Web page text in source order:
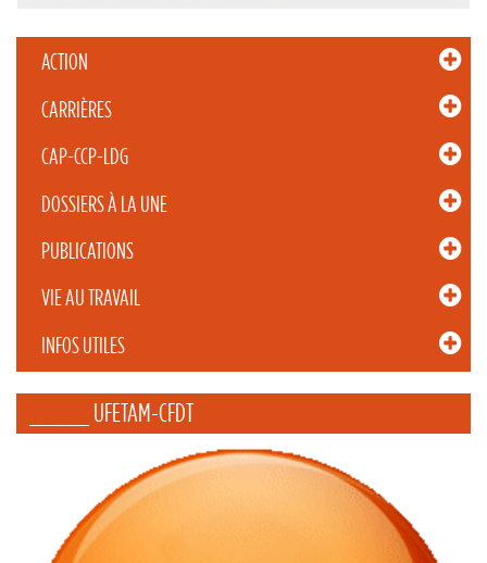
ACTION
CARRIÈRES
CAP-CCP-LDG
DOSSIERS À LA UNE
PUBLICATIONS
VIE AU TRAVAIL
INFOS UTILES
_____ UFETAM-CFDT